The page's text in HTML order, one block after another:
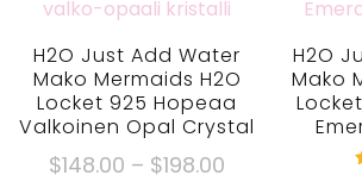
H2O Just Add Water
Mako Mermaids H2O
Locket 925 Hopeaa
Valkoinen Opal Crystal
$148.00 – $198.00
H2O
Mako